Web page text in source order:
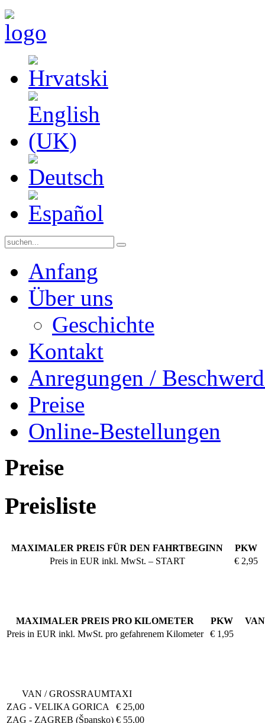
Anfang
Über uns
Geschichte
Kontakt
Anregungen /
Preise
Online-Bestellungen
Preise
Preisliste
MAXIMALER PREIS FÜR DEN FAHRTBEGINN PKW
Preis in EUR inkl. MwSt. – START
€ 2,95
MAXIMALER PREIS PRO KILOMETER PKW
Preis in EUR inkl. MwSt. pro gefahrenem Kilometer
€ 1,95
VAN / GROSSRAUMTAXI
ZAG - VELIKA GORICA
€ 25,00
ZAG - ZAGREB (Špansko) € 55,00